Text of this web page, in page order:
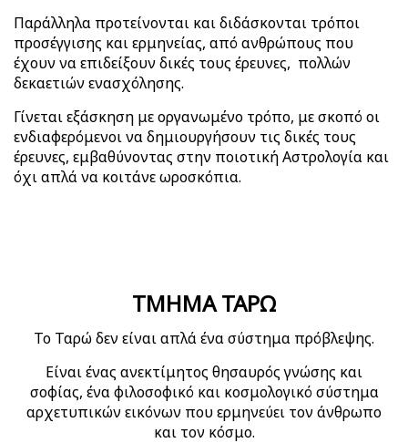
Παράλληλα προτείνονται και διδάσκονται τρόποι
προσέγγισης και ερμηνείας, από ανθρώπους που
έχουν να επιδείξουν δικές τους έρευνες, πολλών
δεκαετιών ενασχόλησης.
Γίνεται εξάσκηση με οργανωμένο τρόπο, με σκοπό οι
ενδιαφερόμενοι να δημιουργήσουν τις δικές τους
έρευνες, εμβαθύνοντας στην ποιοτική Αστρολογία και
όχι απλά να κοιτάνε ωροσκόπια.
ΤΜΗΜΑ ΤΑΡΩ
Το Ταρώ δεν είναι απλά ένα σύστημα πρόβλεψης.
Είναι ένας ανεκτίμητος θησαυρός γνώσης και
σοφίας, ένα φιλοσοφικό και κοσμολογικό σύστημα
αρχετυπικών εικόνων που ερμηνεύει τον άνθρωπο
και τον κόσμο.